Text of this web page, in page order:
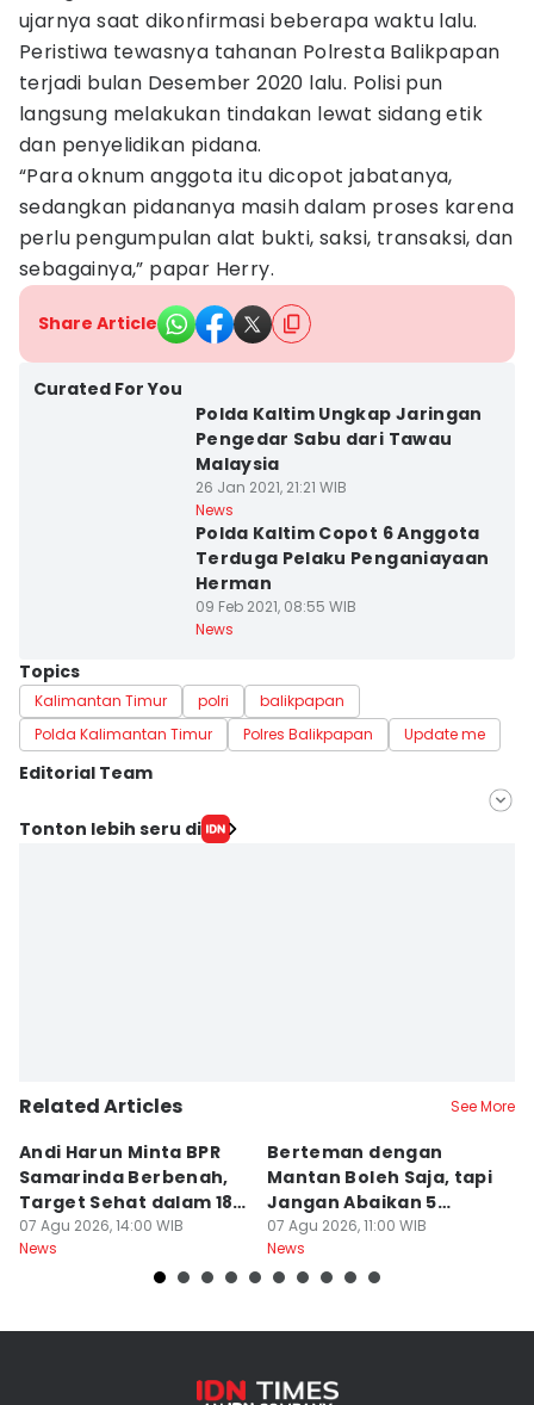
ujarnya saat dikonfirmasi beberapa waktu lalu.
Peristiwa tewasnya tahanan Polresta Balikpapan
terjadi bulan Desember 2020 lalu. Polisi pun
langsung melakukan tindakan lewat sidang etik
dan penyelidikan pidana.
“Para oknum anggota itu dicopot jabatanya,
sedangkan pidananya masih dalam proses karena
perlu pengumpulan alat bukti, saksi, transaksi, dan
sebagainya,” papar Herry.
Share Article
Curated For You
Polda Kaltim Ungkap Jaringan
Pengedar Sabu dari Tawau
Malaysia
26 Jan 2021, 21:21 WIB
News
Polda Kaltim Copot 6 Anggota
Terduga Pelaku Penganiayaan
Herman
09 Feb 2021, 08:55 WIB
News
Topics
Kalimantan Timur polri
balikpapan
Polda Kalimantan Timur
Polres Balikpapan Update me
Editorial Team
Editor
Tonton lebih seru di
Related Articles See More
Andi Harun Minta BPR
Samarinda Berbenah,
Target Sehat dalam 18
Bulan
07 Agu 2026, 14:00 WIB
News
Berteman dengan
Mantan Boleh Saja, tapi
Jangan Abaikan 5
Aturan Ini
07 Agu 2026, 11:00 WIB
News